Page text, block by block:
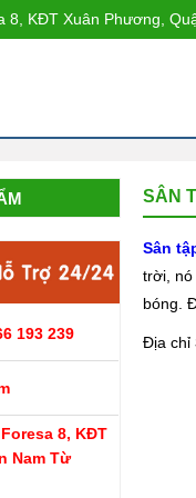
8, KĐT Xuân Phương,
SÂN
Sân
trời, nó
bóng.
Địa chỉ
193 239
8, KĐT
Nam Từ